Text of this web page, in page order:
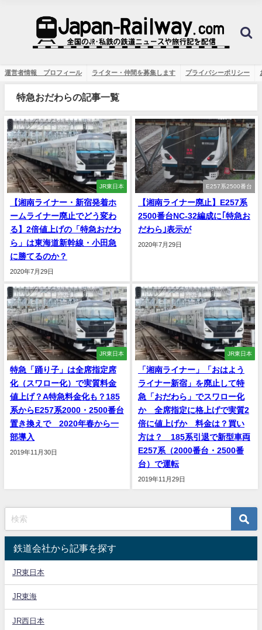
運営者情報 プロフィール ライター・仲間を募集します プライバシーポリシー
特急おだわらの記事一覧
JR東日本
【湘南ライナー・新宿発着ホ
ームライナー廃止でどう変わ
る】2倍値上げの「特急おだわ
ら」は東海道新幹線・小田急
に勝てるのか？
2020年7月29日
E257系2500番台
【湘南ライナー廃止】E257系
2500番台NC-32編成に｢特急お
だわら｣表示が
2020年7月29日
JR東日本
特急「踊り子」は全席指定席
化（スワロー化）で実質料金
値上げ？A特急料金化も？185
系からE257系2000・2500番台
置き換えで 2020年春から一
部導入
2019年11月30日
JR東日本
「湘南ライナー」「おはよう
ライナー新宿」を廃止して特
急「おだわら」でスワロー化
か 全席指定に格上げで実質2
倍に値上げか 料金は？買い
方は？ 185系引退で新型車両
E257系（2000番台・2500番
台）で運転
2019年11月29日
鉄道会社から記事を探す
JR東日本
JR東海
JR西日本